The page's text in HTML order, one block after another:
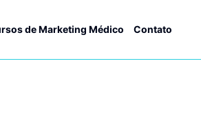
de Marketing Médico Contato